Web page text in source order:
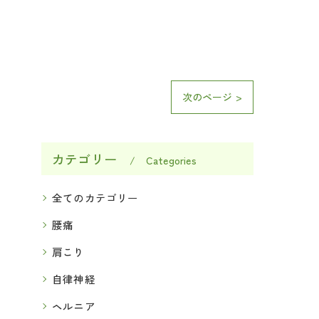
次のページ >
カテゴリー Categories
全てのカテゴリー
腰痛
肩こり
自律神経
ヘルニア